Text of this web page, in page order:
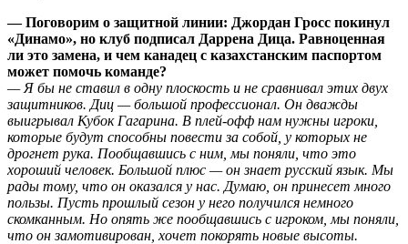
— Поговорим о защитной линии: Джордан Гросс покинул
«Динамо», но клуб подписал Даррена Дица. Равноценная
ли это замена, и чем канадец с казахстанским паспортом
может помочь команде?
— Я бы не ставил в одну плоскость и не сравнивал этих двух
защитников. Диц — большой профессионал. Он дважды
выигрывал Кубок Гагарина. В плей-офф нам нужны игроки,
которые будут способны повести за собой, у которых не
дрогнет рука. Пообщавшись с ним, мы поняли, что это
хороший человек. Большой плюс — он знает русский язык. Мы
рады тому, что он оказался у нас. Думаю, он принесет много
пользы. Пусть прошлый сезон у него получился немного
скомканным. Но опять же пообщавшись с игроком, мы поняли,
что он замотивирован, хочет покорять новые высоты.